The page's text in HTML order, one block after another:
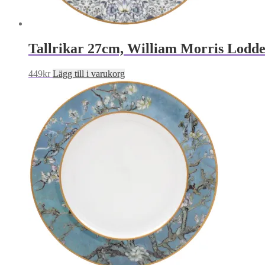
Tallrikar 27cm, William Morris
449kr Lägg till i varukorg